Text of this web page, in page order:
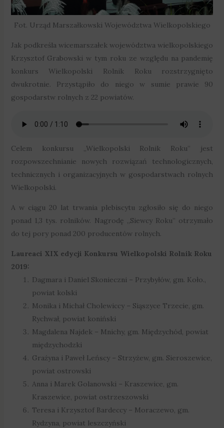
Fot. Urząd Marszałkowski Województwa Wielkopolskiego
Jak podkreśla wicemarszałek województwa wielkopolskiego
Krzysztof Grabowski w tym roku ze względu na pandemię
konkurs Wielkopolski Rolnik Roku rozstrzygnięto
dwukrotnie. Przystąpiło do niego w sumie prawie 90
gospodarstw rolnych z 22 powiatów.
Celem konkursu „Wielkopolski Rolnik Roku” jest
rozpowszechnianie nowych rozwiązań technologicznych,
technicznych i organizacyjnych w gospodarstwach rolnych
Wielkopolski.
A w ciągu 20 lat trwania plebiscytu zgłosiło się do niego
ponad 1,3 tys. rolników. Nagrodę „Siewcy Roku” otrzymało
do tej pory ponad 200 producentów rolnych.
Laureaci XIX edycji Konkursu Wielkopolski Rolnik Roku
2019:
Dagmara i Daniel Skonieczni – Przybyłów, gm. Koło.,
powiat kolski
Monika i Michał Cholewiccy – Siąszyce Trzecie, gm.
Rychwał, powiat koniński
Magdalena Najdek – Mnichy, gm. Międzychód, powiat
międzychodzki
Grażyna i Paweł Leńscy – Strzyżew, gm. Sieroszewice,
powiat ostrowski
Anna i Marek Golanowski – Kraszewice, gm.
Kraszewice, powiat ostrzeszowski
Teresa i Krzysztof Bardeccy – Moraczewo, gm.
Rydzyna, powiat leszczyński